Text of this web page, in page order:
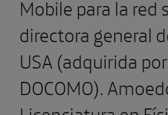
Mobile para la red
directora general
USA (adquirida
DOCOMO).